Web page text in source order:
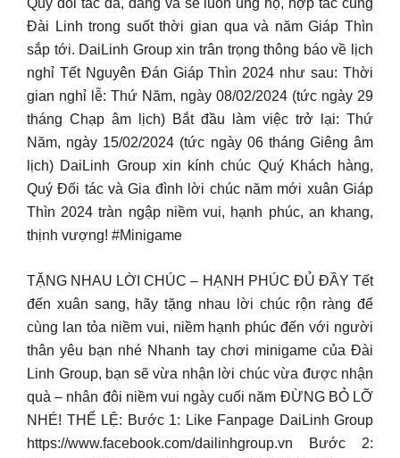
Đài Linh trong suốt thời gian qua và năm Giáp Thìn
sắp tới. DaiLinh Group xin trân trọng thông báo về lịch
nghỉ Tết Nguyên Đán Giáp Thìn 2024 như sau: Thời
gian nghỉ lễ: Thứ Năm, ngày 08/02/2024 (tức ngày 29
tháng Chạp âm lịch) Bắt đầu làm việc trở lại: Thứ
Năm, ngày 15/02/2024 (tức ngày 06 tháng Giêng âm
lịch) DaiLinh Group xin kính chúc Quý Khách hàng,
Quý Đối tác và Gia đình lời chúc năm mới xuân Giáp
Thìn 2024 tràn ngập niềm vui, hạnh phúc, an khang,
thịnh vượng! #Minigame
TẶNG NHAU LỜI CHÚC – HẠNH PHÚC ĐỦ ĐẦY Tết
đến xuân sang, hãy tặng nhau lời chúc rộn ràng để
cùng lan tỏa niềm vui, niềm hạnh phúc đến với người
thân yêu bạn nhé Nhanh tay chơi minigame của Đài
Linh Group, bạn sẽ vừa nhận lời chúc vừa được nhận
quà – nhân đôi niềm vui ngày cuối năm ĐỪNG BỎ LỠ
NHÉ! THỂ LỆ: Bước 1: Like Fanpage DaiLinh Group
https://www.facebook.com/dailinhgroup.vn Bước 2: